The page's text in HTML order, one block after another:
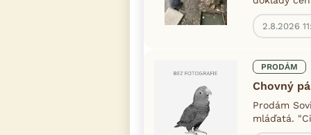
2.8.2026
PRODÁM
Chovný
Prodám
mláďatá.